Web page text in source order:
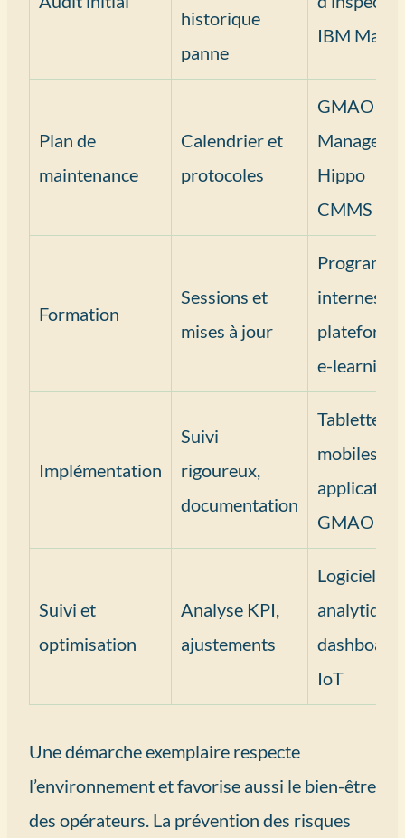
historique
panne
IBM
Plan de
maintenance
Calendrier et
protocoles
GMAO AQ
Manager,
Hippo
CMMS
Formation
Sessions et
mises à jour
internes,
e-learning
Implémentation
Suivi
rigoureux,
documentation
Tablettes
mobiles,
GMAO
Suivi et
optimisation
Analyse KPI,
ajustements
Logiciels
IoT
Une démarche exemplaire respecte
l’environnement et favorise aussi le bien-être
des opérateurs. La prévention des risques